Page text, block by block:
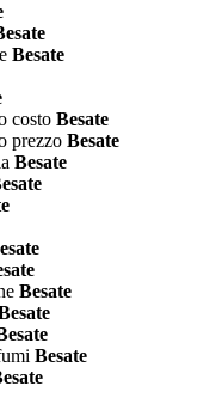
Besate
costo Besate
prezzo Besate
Besate
Besate
Besate